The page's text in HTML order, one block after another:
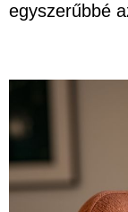
egyszerűbbé